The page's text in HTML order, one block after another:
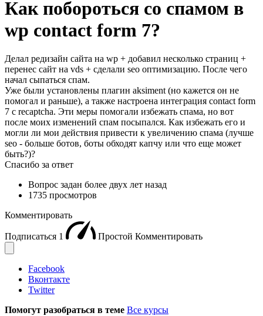
Как побороться со спамом в
wp contact form 7?
Делал редизайн сайта на wp + добавил несколько страниц +
перенес сайт на vds + сделали seo оптимизацию. После чего
начал сыпаться спам.
Уже были установлены плагин aksiment (но кажется он не
помогал и раньше), а также настроена интеграция contact form
7 с recaptcha. Эти меры помогали избежать спама, но вот
после моих изменений спам посыпался. Как избежать его и
могли ли мои действия привести к увеличению спама (лучше
seo - больше ботов, боты обходят капчу или что еще может
быть?)?
Спасибо за ответ
Вопрос задан более двух лет назад
1735 просмотров
Комментировать
Подписаться 1 Простой Комментировать
Facebook
Вконтакте
Twitter
Помогут разобраться в теме Все курсы